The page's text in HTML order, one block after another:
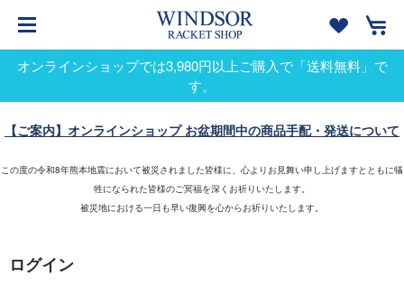
オンラインショップでは3,980円以上ご購入で「送料無料」で
す。
【ご案内】オンラインショップ お盆期間中の商品手配・発送について
この度の令和8年熊本地震において被災されました皆様に、心よりお見舞い申し上げますとともに犠
牲になられた皆様のご冥福を深くお祈りいたします。
被災地における一日も早い復興を心からお祈りいたします。
ログイン